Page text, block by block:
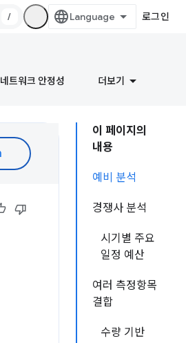
/ 로그인
네트워크 안정성 더보기
이 페이지의
내용
예비 분석
경쟁사 분석
시기별 주요
일정 예산
여러 측정항목
결합
수량 기반